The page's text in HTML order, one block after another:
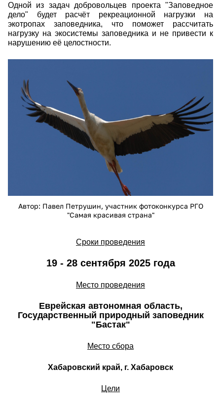
Одной из задач добровольцев проекта "Заповедное
дело" будет расчёт рекреационной нагрузки на
экотропах заповедника, что поможет рассчитать
нагрузку на экосистемы заповедника и не привести к
нарушению её целостности.
22703.jpg
Автор: Павел Петрушин, участник фотоконкурса РГО
"Самая красивая страна"
Сроки проведения
19 - 28 сентября 2025 года
Место проведения
Еврейская автономная область,
Государственный природный заповедник
"Бастак"
Место сбора
Хабаровский край, г. Хабаровск
Цели